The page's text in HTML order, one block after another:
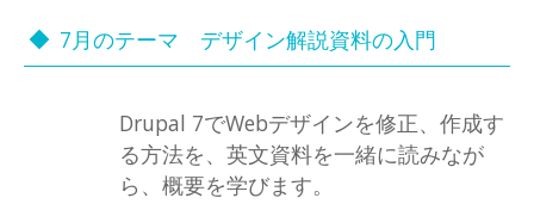
7月のテーマ デザイン解説資料の入門
Drupal 7でWebデザインを修正、作成す
る方法を、英文資料を一緒に読みなが
ら、概要を学びます。